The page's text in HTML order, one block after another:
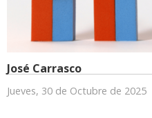
José Carrasco
Jueves, 30 de Octubre de 2025